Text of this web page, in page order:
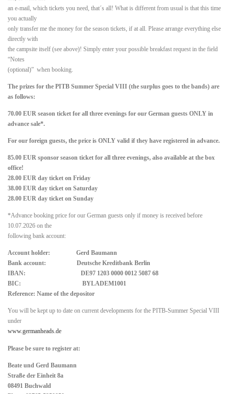
an e-mail, which tickets you need, that´s all! What is different from usual is that this time
you actually
only transfer me the money for the season tickets, if at all. Please arrange everything else
directly with
the campsite itself (see above)! Simply enter your possible breakfast request in the field
“Notes
(optional)” when booking.
The prizes for the PITB Summer Special VIII (the surplus goes to the bands) are
as follows:
70.00 EUR season ticket for all three evenings for our German guests ONLY in
advance sale*.
For our foreign guests, the price is ONLY valid if they have registered in advance.
85.00 EUR sponsor season ticket for all three evenings, also available at the box
office!
28.00 EUR day ticket on Friday
38.00 EUR day ticket on Saturday
28.00 EUR day ticket on Sunday
*Advance booking price for our German guests only if money is received before
10.07.2026 on the
following bank account:
Account holder: Gerd Baumann
Bank account: Deutsche Kreditbank Berlin
IBAN: DE97 1203 0000 0012 5087 68
BIC: BYLADEM1001
Reference: Name of the depositor
You will be kept up to date on current developments for the PITB-Summer Special VIII
under
www.germanheads.de
Please be sure to register at:
Beate und Gerd Baumann
Straße der Einheit 8a
08491 Buchwald